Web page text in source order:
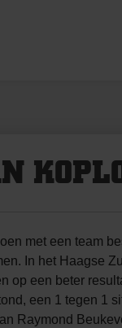
met een team
In het Haagse
op een beter
een 1 tegen 1
Raymond